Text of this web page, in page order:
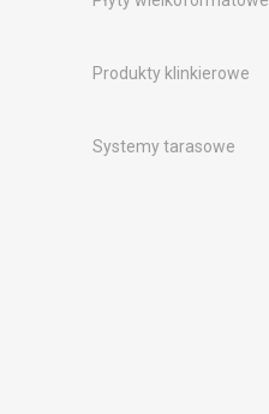
Produkty klinkierowe
Systemy tarasowe